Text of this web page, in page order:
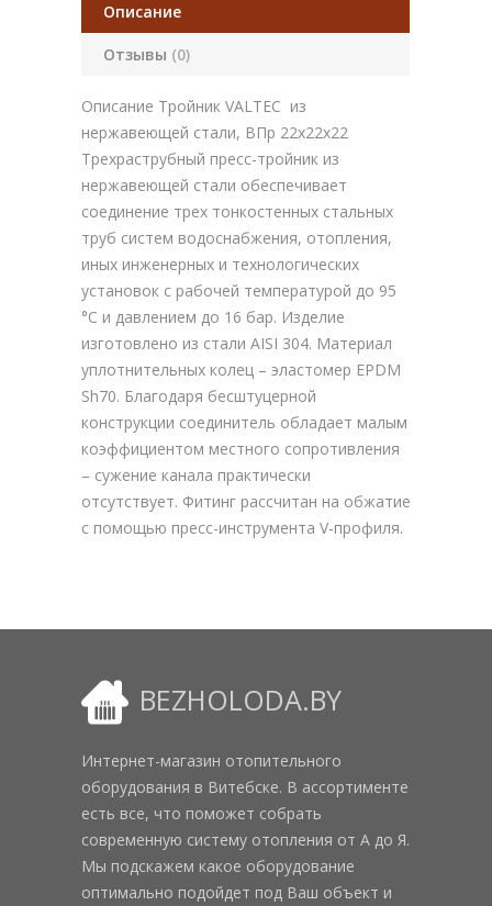
Описание
Отзывы (0)
Описание Тройник VALTEC из
нержавеющей стали, ВПр 22x22x22
Трехраструбный пресс-тройник из
нержавеющей стали обеспечивает
соединение трех тонкостенных стальных
труб систем водоснабжения, отопления,
иных инженерных и технологических
установок с рабочей температурой до 95
°С и давлением до 16 бар. Изделие
изготовлено из стали AISI 304. Материал
уплотнительных колец – эластомер EPDM
Sh70. Благодаря бесштуцерной
конструкции соединитель обладает малым
коэффициентом местного сопротивления
– сужение канала практически
отсутствует. Фитинг рассчитан на обжатие
с помощью пресс-инструмента V-профиля.
BEZHOLODA.BY
Интернет-магазин отопительного
оборудования в Витебске. В ассортименте
есть все, что поможет собрать
современную систему отопления от А до Я.
Мы подскажем какое оборудование
оптимально подойдет под Ваш объект и